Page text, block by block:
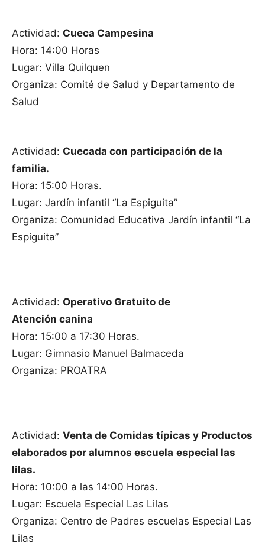
Actividad: Cueca Campesina
Hora: 14:00 Horas
Lugar: Villa Quilquen
Organiza: Comité de Salud y Departamento de
Salud
Actividad: Cuecada con participación de la
familia.
Hora: 15:00 Horas.
Lugar: Jardín infantil “La Espiguita”
Organiza: Comunidad Educativa Jardín infantil “La
Espiguita”
Actividad: Operativo Gratuito de
Atención canina
Hora: 15:00 a 17:30 Horas.
Lugar: Gimnasio Manuel Balmaceda
Organiza: PROATRA
Actividad: Venta de Comidas típicas y Productos
elaborados por alumnos escuela especial las
lilas.
Hora: 10:00 a las 14:00 Horas.
Lugar: Escuela Especial Las Lilas
Organiza: Centro de Padres escuelas Especial Las
Lilas